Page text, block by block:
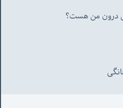
درون من هست؟